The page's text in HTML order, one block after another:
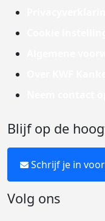
Blijf op de
Schrijf je in
Volg ons